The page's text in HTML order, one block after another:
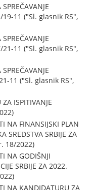
19-11 ("Sl. glasnik RS",
21-11 ("Sl. glasnik RS",
11 ("Sl. glasnik RS",
ZA ISPITIVANJE
NA FINANSIJSKI PLAN
SREDSTVA SRBIJE ZA
18/2022)
NA GODIŠNJI
SRBIJE ZA 2022.
NA KANDIDATURU ZA